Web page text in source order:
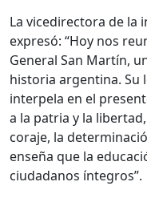
La vicedirectora de la
expresó: “Hoy nos
General San Martín,
historia argentina. Su
interpela en el
a la patria y la
coraje, la
enseña que la
ciudadanos íntegros”.